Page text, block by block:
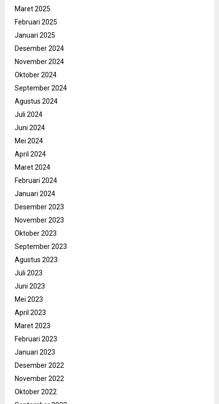
Maret 2025
Februari 2025
Januari 2025
Desember 2024
November 2024
Oktober 2024
September 2024
Agustus 2024
Juli 2024
Juni 2024
Mei 2024
April 2024
Maret 2024
Februari 2024
Januari 2024
Desember 2023
November 2023
Oktober 2023
September 2023
Agustus 2023
Juli 2023
Juni 2023
Mei 2023
April 2023
Maret 2023
Februari 2023
Januari 2023
Desember 2022
November 2022
Oktober 2022